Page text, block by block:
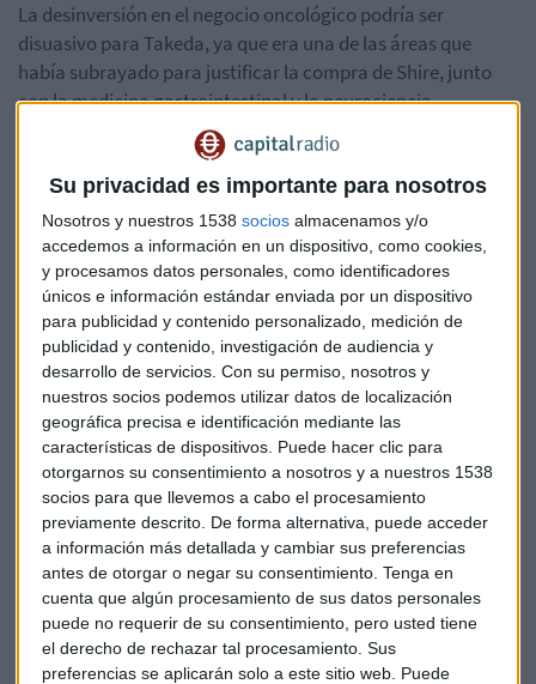
Su privacidad es importante para nosotros
Nosotros y nuestros 1538 socios almacenamos y/o
accedemos a información en un dispositivo, como cookies,
y procesamos datos personales, como identificadores
únicos e información estándar enviada por un dispositivo
para publicidad y contenido personalizado, medición de
publicidad y contenido, investigación de audiencia y
desarrollo de servicios. Con su permiso, nosotros y
nuestros socios podemos utilizar datos de localización
geográfica precisa e identificación mediante las
características de dispositivos. Puede hacer clic para
otorgarnos su consentimiento a nosotros y a nuestros 1538
socios para que llevemos a cabo el procesamiento
previamente descrito. De forma alternativa, puede acceder
a información más detallada y cambiar sus preferencias
antes de otorgar o negar su consentimiento. Tenga en
cuenta que algún procesamiento de sus datos personales
puede no requerir de su consentimiento, pero usted tiene
el derecho de rechazar tal procesamiento. Sus
preferencias se aplicarán solo a este sitio web. Puede
La desinversión en el negocio oncológico podría ser
disuasivo para Takeda, ya que era una de las áreas que
había subrayado para justificar la compra de Shire, junto
con la medicina gastrointestinal y la neurociencia.
Aún así, dado lo pequeña que es la contribución de este
negocio a los beneficios globales de Shire, analistas de
Deutsche Bank señalan que es poco probable que sea la
causa para que no haya acuerdo.
Un portavoz de Takeda declinó hacer comentarios.
Shire aclara que comenzó a negociar la venta de su negocio
oncológico en diciembre y comenzó el proceso de venta en
enero cuando identificó varios posibles compradores en
EEUU, Europa y Japón. El interés de Takeda en Shire se hizo
público sólo a finales del pasado mes.
Según la normativa británica,Takeda tiene hasta el 25 de
abril para anunciar si presenta o no una oferta por
Shire,que capitaliza alrededor de 47.000 millones de
dólares.
Comprar Shire supondría una transformación para Takeda,